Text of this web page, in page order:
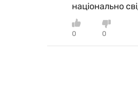
національно
0 0